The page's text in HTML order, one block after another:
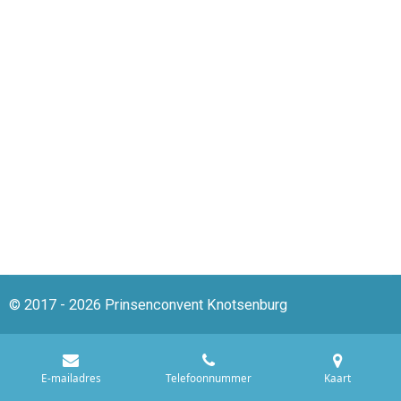
© 2017 - 2026 Prinsenconvent Knotsenburg
E-mailadres Telefoonnummer Kaart